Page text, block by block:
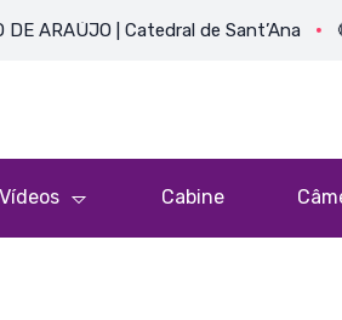
| Catedral de Sant’Ana 🔴 AO
Vídeos Cabine